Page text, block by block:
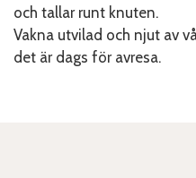
och tallar runt knuten.
Vakna utvilad och njut av
det är dags för avresa.